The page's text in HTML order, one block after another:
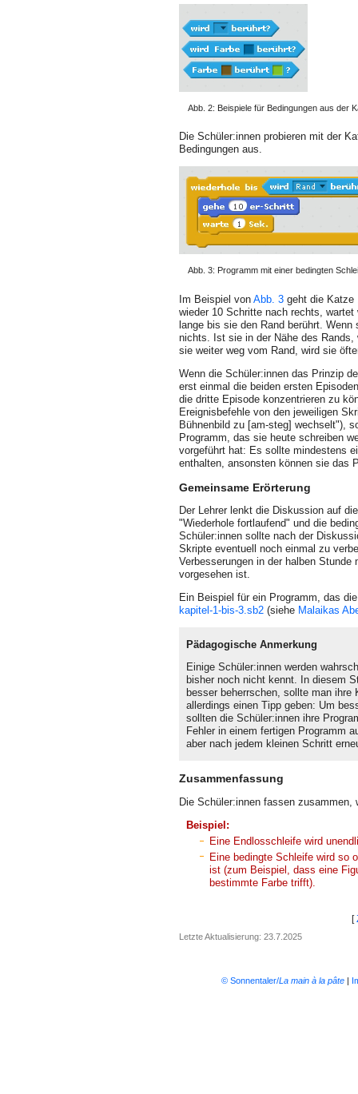
Abb. 2: Beispiele für Bedingungen aus der
Die Schüler:innen probieren mit der
Bedingungen aus.
Abb. 3: Programm mit einer bedingten
Im Beispiel von Abb. 3 geht die Katze
wieder 10 Schritte nach rechts,
lange bis sie den Rand berührt.
nichts. Ist sie in der Nähe des
sie weiter weg vom Rand, wird sie
Wenn die Schüler:innen das Prinzip
erst einmal die beiden ersten
die dritte Episode konzentrieren zu
Ereignisbefehle von den jeweiligen
Bühnenbild zu [am-steg] wechselt"),
Programm, das sie heute schreiben
vorgeführt hat: Es sollte mindestens
enthalten, ansonsten können sie das
Gemeinsame Erörterung
Der Lehrer lenkt die Diskussion auf
"Wiederhole fortlaufend" und die
Schüler:innen sollte nach der
Skripte eventuell noch einmal zu
Verbesserungen in der halben
vorgesehen ist.
Ein Beispiel für ein Programm, das
kapitel-1-bis-3.sb2 (siehe Malaikas
Pädagogische Anmerkung
Einige Schüler:innen werden
bisher noch nicht kennt. In diesem
besser beherrschen, sollte man
allerdings einen Tipp geben: Um
sollten die Schüler:innen ihre
Fehler in einem fertigen Pro­gramm
aber nach jedem kleinen Schritt
Zusammenfassung
Die Schüler:innen fassen
Beispiel:
Eine Endlosschleife wird
Eine bedingte Schleife wird so
ist (zum Beispiel, dass eine
bestimmte Farbe trifft).
[
Letzte Aktualisierung: 23.7.2025
© Sonnentaler/La main à la pâte|